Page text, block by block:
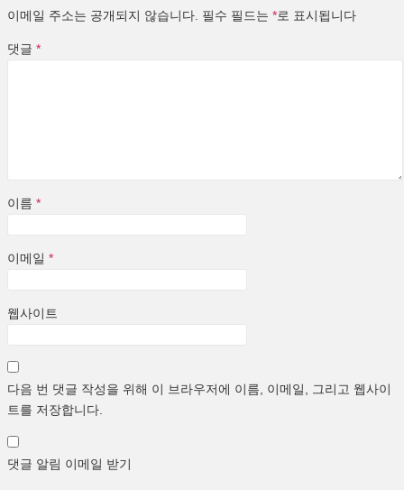
이메일 주소는 공개되지 않습니다. 필수 필드는 *로 표시됩니다
댓글 *
이름 *
이메일 *
웹사이트
다음 번 댓글 작성을 위해 이 브라우저에 이름, 이메일, 그리고 웹사이
트를 저장합니다.
댓글 알림 이메일 받기